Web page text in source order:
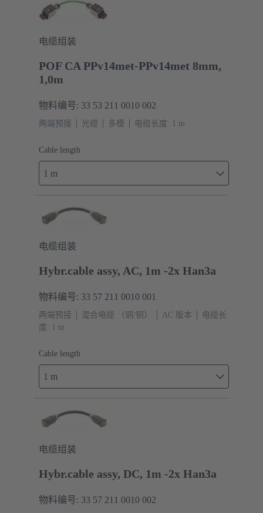
电缆组装
POF CA PPv14met-PPv14met 8mm,
1,0m
物料编号: 33 53 211 0010 002
两端预接 光缆 多模 电缆长度: 1 m
Cable length
1 m
电缆组装
Hybr.cable assy, AC, 1m -2x Han3a
物料编号: 33 57 211 0010 001
两端预接 混合电缆 （铜/铜） AC 版本
电缆长
度: 1 m
Cable length
1 m
电缆组装
Hybr.cable assy, DC, 1m -2x Han3a
物料编号: 33 57 211 0010 002